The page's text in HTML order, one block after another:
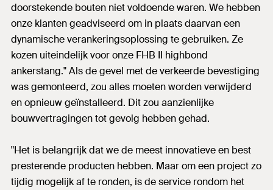
doorstekende bouten niet voldoende waren. We hebben
onze klanten geadviseerd om in plaats daarvan een
dynamische verankeringsoplossing te gebruiken. Ze
kozen uiteindelijk voor onze FHB II highbond
ankerstang." Als de gevel met de verkeerde bevestiging
was gemonteerd, zou alles moeten worden verwijderd
en opnieuw geïnstalleerd. Dit zou aanzienlijke
bouwvertragingen tot gevolg hebben gehad.
"Het is belangrijk dat we de meest innovatieve en best
presterende producten hebben. Maar om een project zo
tijdig mogelijk af te ronden, is de service rondom het